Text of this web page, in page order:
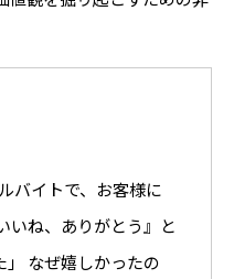
バイトで、お客様に
いね、ありがとう』と
」 なぜ嬉しかったの